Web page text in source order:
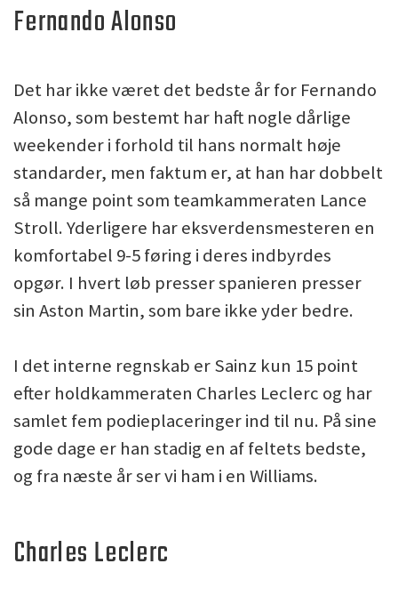
Fernando Alonso
Det har ikke været det bedste år for Fernando
Alonso, som bestemt har haft nogle dårlige
weekender i forhold til hans normalt høje
standarder, men faktum er, at han har dobbelt
så mange point som teamkammeraten Lance
Stroll. Yderligere har eksverdensmesteren en
komfortabel 9-5 føring i deres indbyrdes
opgør. I hvert løb presser spanieren presser
sin Aston Martin, som bare ikke yder bedre.
I det interne regnskab er Sainz kun 15 point
efter holdkammeraten Charles Leclerc og har
samlet fem podieplaceringer ind til nu. På sine
gode dage er han stadig en af feltets bedste,
og fra næste år ser vi ham i en Williams.
Charles Leclerc